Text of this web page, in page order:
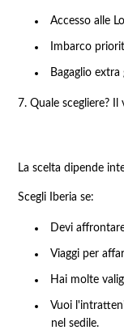
Accesso alle
Imbarco
Bagaglio
7. Quale scegliere?
La scelta dipende
Scegli Iberia se:
Devi
Viaggi per
Hai molte
Vuoi
nel sedile.